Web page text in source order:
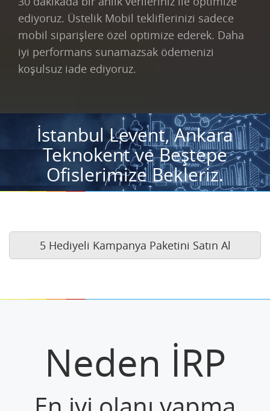
ediyoruz. Üstelik Mobil tekliflerinizi sadece
mobil siparişlere özel optimize ederek. Daha
iyi performans sunamazsak ödemenizi
koşulsuz iade ediyoruz.
İstanbul Levent, Ankara
Teknokent ve Beştepe
Ofislerimize Bekleriz.
5 Hediyeli Kampanya Paketini Satın Al
Neden İRP